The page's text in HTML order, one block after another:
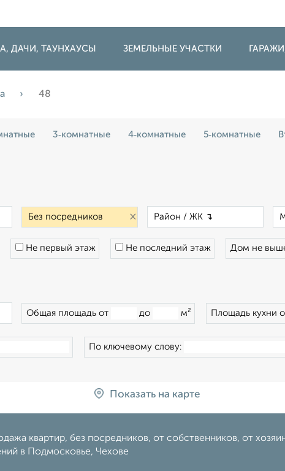
ДАЧИ, ТАУНХАУСЫ ЗЕМЕЛЬНЫЕ УЧАСТКИ
48
3‑комнатные 4‑комнатные 5‑комнатные
×
Не первый этаж Не последний этаж Дом не
Общая площадь от до м² Площадь кухни
По ключевому слову:
Показать на карте
квартир, без посредников, от собственников, от
в Подмосковье, Чехове